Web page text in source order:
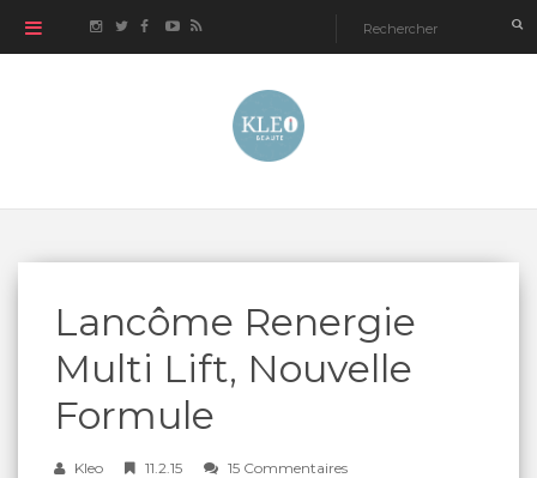
Lancôme Renergie
Multi Lift, Nouvelle
Formule
Kleo 11.2.15 15 Commentaires